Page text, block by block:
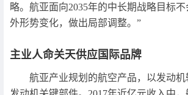
略。航亚面向2035年的中长期战略目标
外形势变化，做出局部调整。”
主业人命关天供应国际品牌
航亚产业规划的航空产品，以发动机